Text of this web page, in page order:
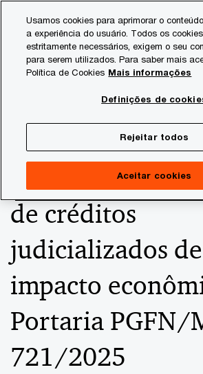
content
footer
Consultoria Tributária
Programa de
Integral (PTI) -
Transação na
de créditos
judicializados
impacto
Portaria PGFN/
721/2025
Usamos cookies para aprimorar o
a experiência do usuário. Todos os
estritamente necessários, exigem o seu
para serem utilizados. Para saber mais
Política de Cookies Mais informações
Definições de
Rejeitar todos
Aceitar cookies